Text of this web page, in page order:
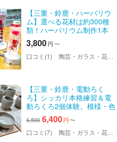
【三重・鈴鹿・ハーバリウ
ム】選べる花材は約300種
類！ハーバリウム制作1本
3,800円 〜
口コミ(1) 陶芸・ガラス・花キャンドル教室ちよの＜鈴鹿店＞
【三重・鈴鹿・電動ろく
ろ】シッカリ本格練習＆電
動ろくろ2個体験。模様・色
付け付き。
6,500 6,400円 〜
口コミ(7) 陶芸・ガラス・花キャンドル教室ちよの＜鈴鹿店＞